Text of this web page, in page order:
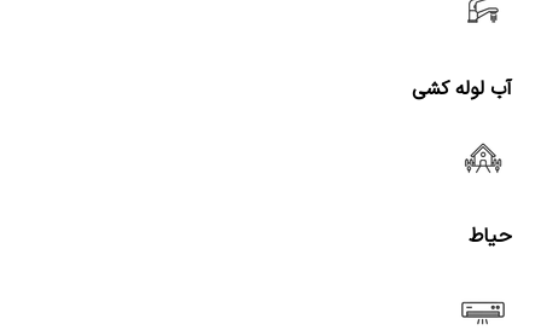
آب لوله کشی
حیاط